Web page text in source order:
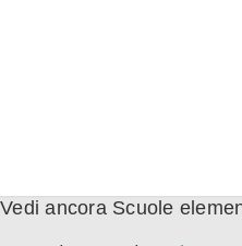
Vedi ancora Scuole